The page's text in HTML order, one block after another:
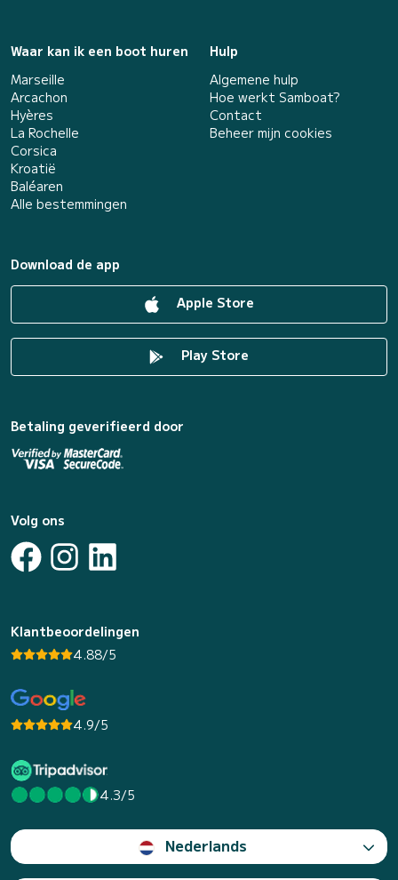
Waar kan ik een boot huren
Marseille
Arcachon
Hyères
La Rochelle
Corsica
Kroatië
Baléaren
Alle bestemmingen
Hulp
Algemene hulp
Hoe werkt Samboat?
Contact
Beheer mijn cookies
Download de app
Apple Store
Play Store
Betaling geverifieerd door
Volg ons
Klantbeoordelingen
4.88/5
4.9/5
4.3/5
Nederlands